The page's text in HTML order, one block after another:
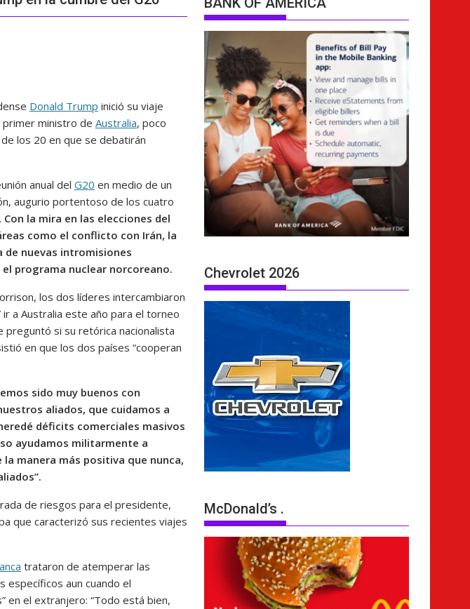
Donald Trump inició su viaje
primer ministro de Australia, poco
los 20 en que se debatirán
anual del G20 en medio de un
augurio portentoso de los cuatro
Con la mira en las elecciones del
como el conflicto con Irán, la
de nuevas intromisiones
programa nuclear norcoreano.
los dos líderes intercambiaron
a Australia este año para el torneo
preguntó si su retórica nacionalista
en que los dos países “cooperan
sido muy buenos con
aliados, que cuidamos a
déficits comerciales masivos
ayudamos militarmente a
manera más positiva que nunca,
de riesgos para el presidente,
que caracterizó sus recientes viajes
trataron de atemperar las
específicos aun cuando el
en el extranjero: “Todo está bien,
Chevrolet 2026
McDonald’s .